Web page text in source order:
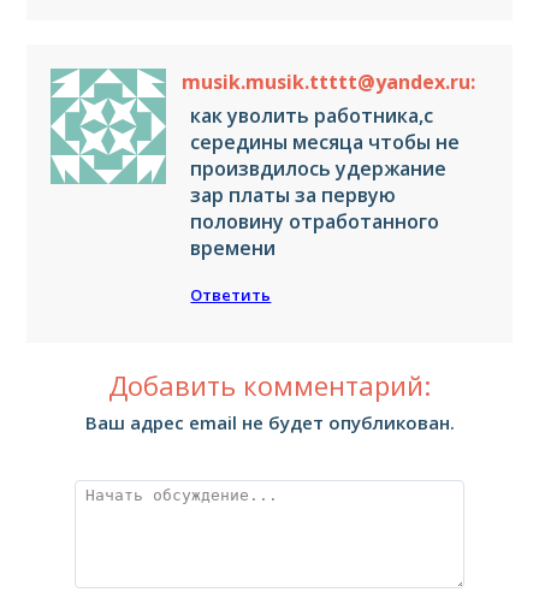
musik.musik.ttttt@yandex.ru:
как уволить работника,с
середины месяца чтобы не
произвдилось удержание
зар платы за первую
половину отработанного
времени
Ответить
Добавить комментарий:
Ваш адрес email не будет опубликован.